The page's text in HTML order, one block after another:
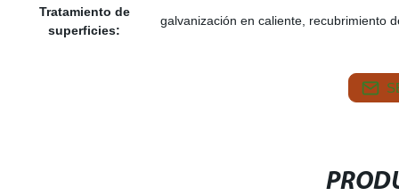
Tratamiento de
superficies:
galvanización en caliente, recubrimiento